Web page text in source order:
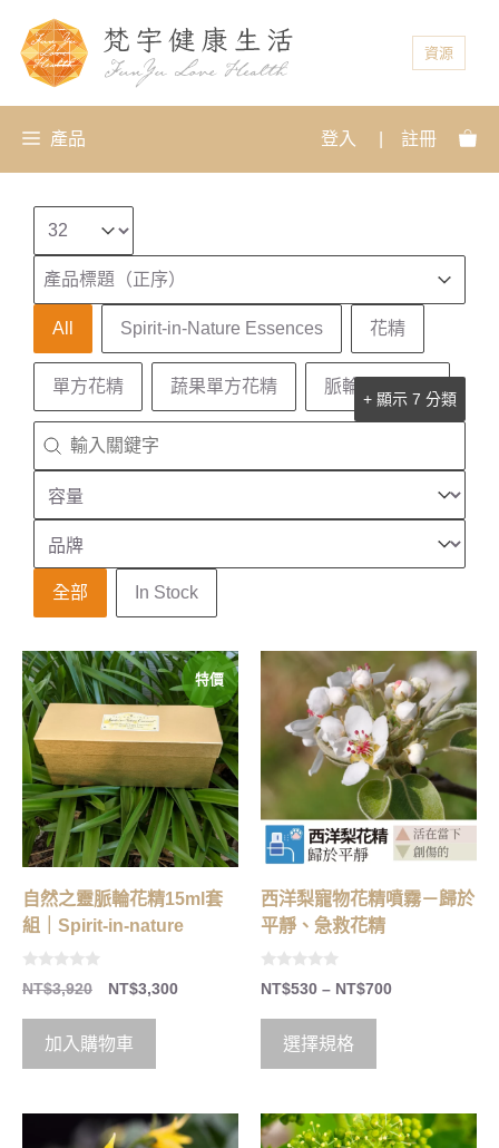
資源
產品 登入 註冊
特價
自然之靈脈輪花精15ml套
組｜Spirit-in-nature
0
o
t
5
NT$3,920 NT$3,300
加入購物車
西洋梨寵物花精噴霧－歸於
平靜、急救花精
0
o
t
5
NT$530 – NT$700
選擇規格
Select number per page
排序
Sort content
產品標題（正序）
Sort content
產品分類
All Spirit-in-Nature Essences 花精
單方花精 蔬果單方花精 脈輪複方花精
+ 顯示 7 分類
搜尋
Search content
容量
Select content
品牌
Select content
庫存狀態
全部 In Stock